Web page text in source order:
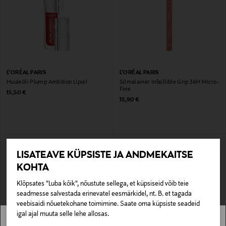
LISATEAVE KÜPSISTE JA ANDMEKAITSE
KOHTA
Klõpsates "Luba kõik", nõustute sellega, et küpsiseid võib teie
seadmesse salvestada erinevatel eesmärkidel, nt. B. et tagada
veebisaidi nõuetekohane toimimine. Saate oma küpsiste seadeid
igal ajal muuta selle lehe allosas.
L'ORÉAL PARIS
Huuleõli Plump Ambition Lipoil
Original Price
15,50 €
L'ORÉAL PARIS
Silmalainer Infaillible Grip 36H Micro-
Fine
Original Price
15,90 €